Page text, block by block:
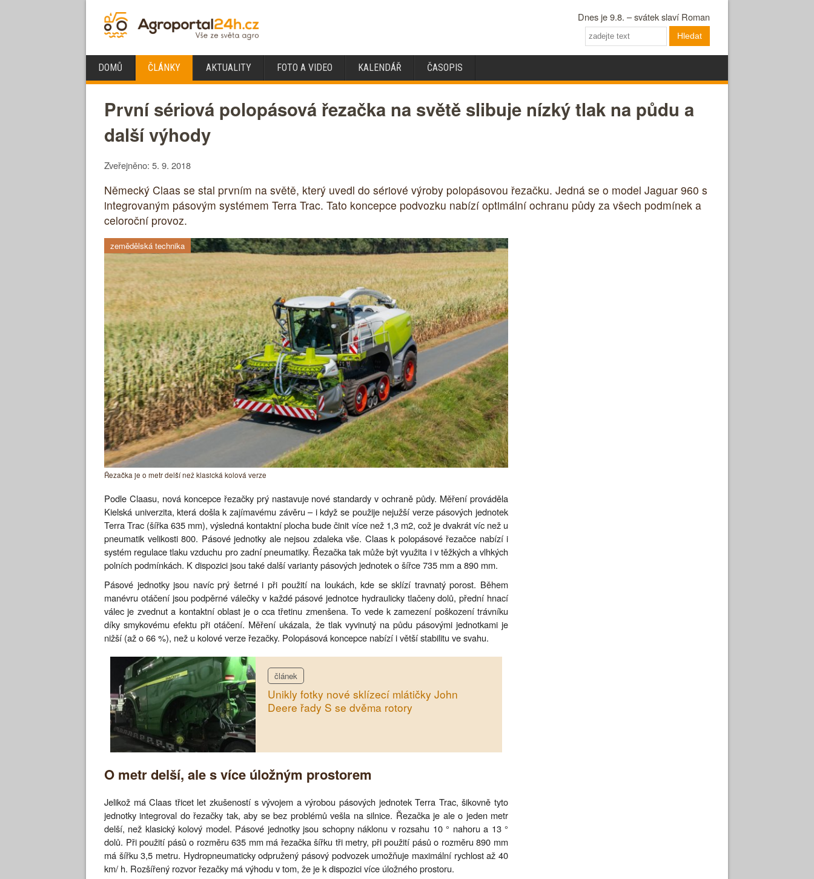
Dnes je 9.8. – svátek slaví Roman
Hledat
DOMŮ ČLÁNKY AKTUALITY FOTO A VIDEO KALENDÁŘ ČASOPIS
První sériová polopásová řezačka na světě slibuje nízký tlak na půdu a
další výhody
Zveřejněno: 5. 9. 2018
Německý Claas se stal prvním na světě, který uvedl do sériové výroby polopásovou řezačku. Jedná se o model Jaguar 960 s
integrovaným pásovým systémem Terra Trac. Tato koncepce podvozku nabízí optimální ochranu půdy za všech podmínek a
celoroční provoz.
zemědělská technika
Řezačka je o metr delší než klasická kolová verze
Podle Claasu, nová koncepce řezačky prý nastavuje nové standardy v ochraně půdy. Měření prováděla
Kielská univerzita, která došla k zajímavému závěru – i když se použije nejužší verze pásových jednotek
Terra Trac (šířka 635 mm), výsledná kontaktní plocha bude činit více než 1,3 m2, což je dvakrát víc než u
pneumatik velikosti 800. Pásové jednotky ale nejsou zdaleka vše. Claas k polopásové řezačce nabízí i
systém regulace tlaku vzduchu pro zadní pneumatiky. Řezačka tak může být využita i v těžkých a vlhkých
polních podmínkách. K dispozici jsou také další varianty pásových jednotek o šířce 735 mm a 890 mm.
Pásové jednotky jsou navíc prý šetrné i při použití na loukách, kde se sklízí travnatý porost. Během
manévru otáčení jsou podpěrné válečky v každé pásové jednotce hydraulicky tlačeny dolů, přední hnací
válec je zvednut a kontaktní oblast je o cca třetinu zmenšena. To vede k zamezení poškození trávníku
díky smykovému efektu při otáčení. Měření ukázala, že tlak vyvinutý na půdu pásovými jednotkami je
nižší (až o 66 %), než u kolové verze řezačky. Polopásová koncepce nabízí i větší stabilitu ve svahu.
článek
Unikly fotky nové sklízecí mlátičky John
Deere řady S se dvěma rotory
O metr delší, ale s více úložným prostorem
Jelikož má Claas třicet let zkušeností s vývojem a výrobou pásových jednotek Terra Trac, šikovně tyto
jednotky integroval do řezačky tak, aby se bez problémů vešla na silnice. Řezačka je ale o jeden metr
delší, než klasický kolový model. Pásové jednotky jsou schopny náklonu v rozsahu 10 ° nahoru a 13 °
dolů. Při použití pásů o rozměru 635 mm má řezačka šířku tři metry, při použití pásů o rozměru 890 mm
má šířku 3,5 metru. Hydropneumaticky odpružený pásový podvozek umožňuje maximální rychlost až 40
km/ h. Rozšířený rozvor řezačky má výhodu v tom, že je k dispozici více úložného prostoru.